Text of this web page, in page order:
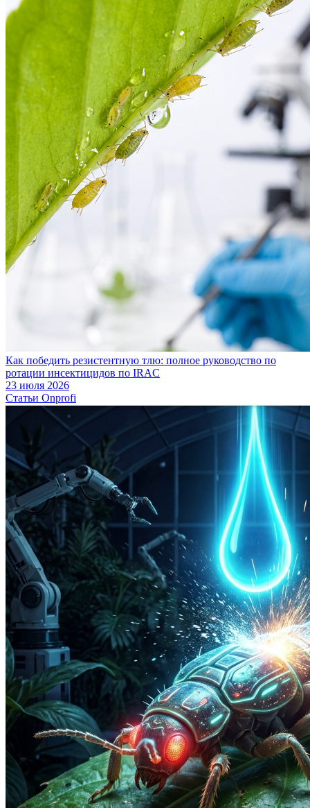
Как победить резистентную тлю: полное руководство по
ротации инсектицидов по IRAC
23 июля 2026
Статьи Onprofi